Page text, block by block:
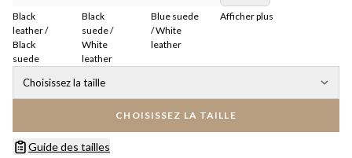
Black
leather /
Black
suede
Black
suede /
White
leather
Blue suede
/ White
leather
Afficher plus
Choisissez la taille
CHOISISSEZ LA TAILLE
Guide des tailles